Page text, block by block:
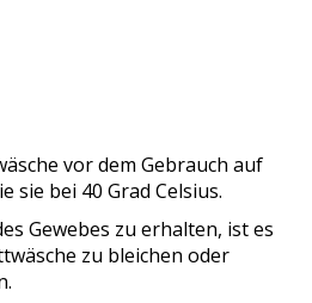
vor dem Gebrauch auf
sie bei 40 Grad Celsius.
Gewebes zu erhalten, ist es
zu bleichen oder